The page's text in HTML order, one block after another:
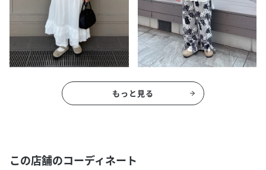
もっと見る
この店舗のコーディネート